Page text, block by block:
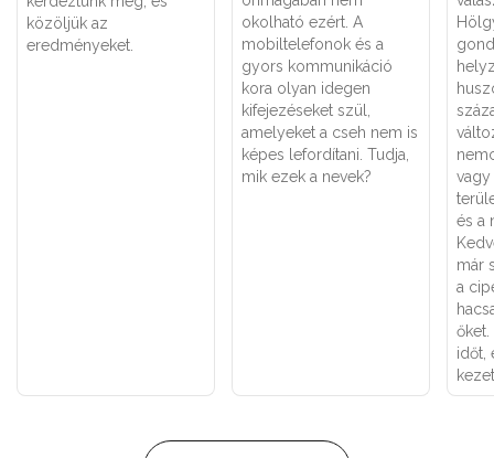
közöljük az
eredményeket.
okolható ezért. A
mobiltelefonok és a
gyors kommunikáció
kora olyan idegen
kifejezéseket szül,
amelyeket a cseh nem is
képes lefordítani. Tudja,
mik ezek a nevek?
és a
már
a
időt,